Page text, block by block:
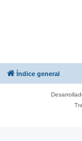
Índice general